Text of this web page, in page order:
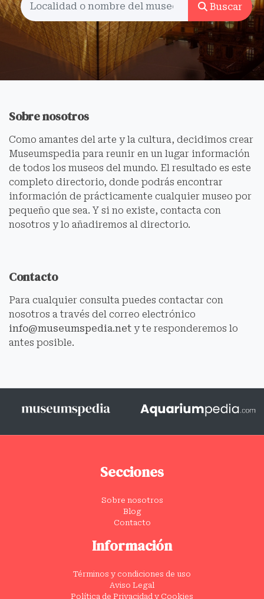
Buscar
Sobre nosotros
Como amantes del arte y la cultura, decidimos crear
Museumspedia para reunir en un lugar información
de todos los museos del mundo. El resultado es este
completo directorio, donde podrás encontrar
información de prácticamente cualquier museo por
pequeño que sea. Y si no existe, contacta con
nosotros y lo añadiremos al directorio.
Contacto
Para cualquier consulta puedes contactar con
nosotros a través del correo electrónico
info@museumspedia.net y te responderemos lo
antes posible.
Secciones
Sobre nosotros
Blog
Contacto
Información
Términos y condiciones de uso
Aviso Legal
Política de Privacidad y Cookies